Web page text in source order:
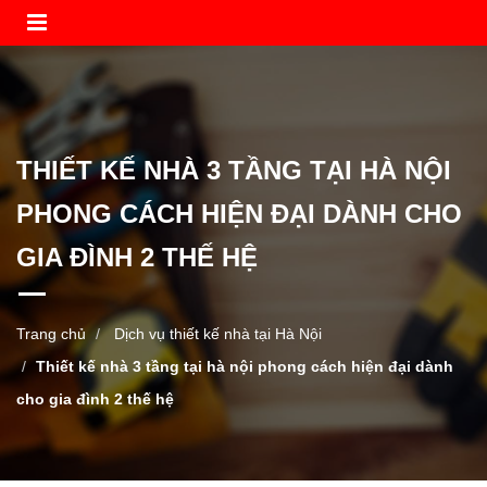
THIẾT KẾ NHÀ 3 TẦNG TẠI HÀ NỘI
PHONG CÁCH HIỆN ĐẠI DÀNH CHO
GIA ĐÌNH 2 THẾ HỆ
Trang chủ
Dịch vụ thiết kế nhà tại Hà Nội
Thiết kế nhà 3 tầng tại hà nội phong cách hiện đại dành
cho gia đình 2 thế hệ